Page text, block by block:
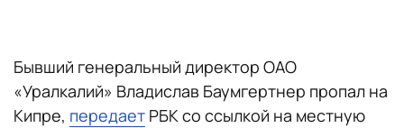
Бывший генеральный директор ОАО
«Уралкалий» Владислав Баумгертнер пропал на
Кипре, передает РБК со ссылкой на местную